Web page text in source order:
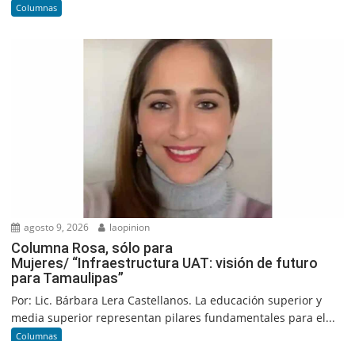
Columnas
agosto 9, 2026 laopinion
Columna Rosa, sólo para
Mujeres/ “Infraestructura UAT: visión de futuro
para Tamaulipas”
Por: Lic. Bárbara Lera Castellanos. La educación superior y
media superior representan pilares fundamentales para el...
Columnas